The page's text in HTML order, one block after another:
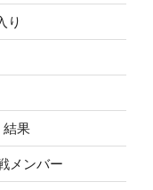
り
果
メンバー